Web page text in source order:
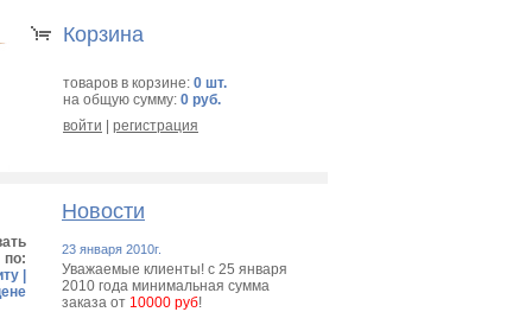
Корзина
товаров в корзине: 0 шт.
на общую сумму: 0 руб.
войти
регистрация
по:
Новости
23 января 2010г.
Уважаемые клиенты! с 25 января
2010 года минимальная сумма
заказа от 10000 руб!